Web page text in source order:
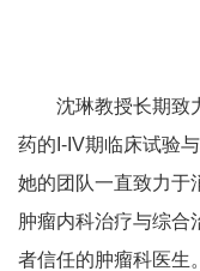
沈琳教授长期致
药的 I-IV期临床试验
她的团队一直致力于
肿瘤内科治疗与综合
者信任的肿瘤科医生